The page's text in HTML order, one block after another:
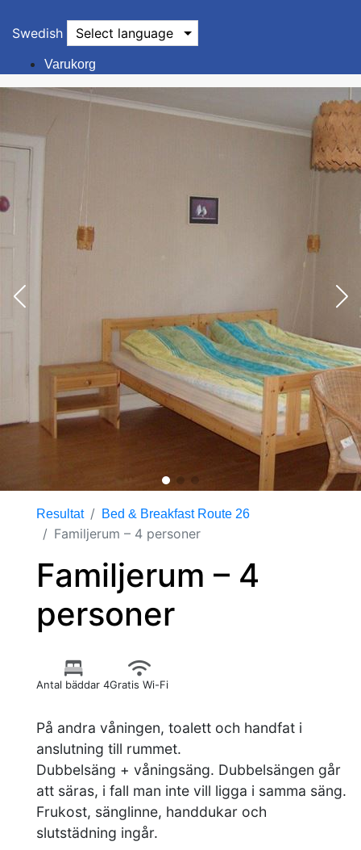
Swedish Select language
Varukorg
Resultat Bed & Breakfast Route 26
Familjerum – 4 personer
Familjerum – 4
personer
Antal bäddar 4Gratis Wi-Fi
På andra våningen, toalett och handfat i
anslutning till rummet.
Dubbelsäng + våningsäng. Dubbelsängen går
att säras, i fall man inte vill ligga i samma säng.
Frukost, sänglinne, handdukar och
slutstädning ingår.